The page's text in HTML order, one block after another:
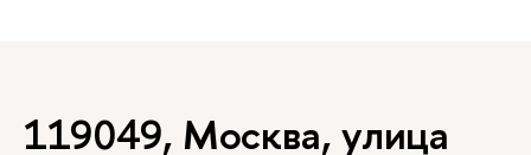
119049, Москва, улица